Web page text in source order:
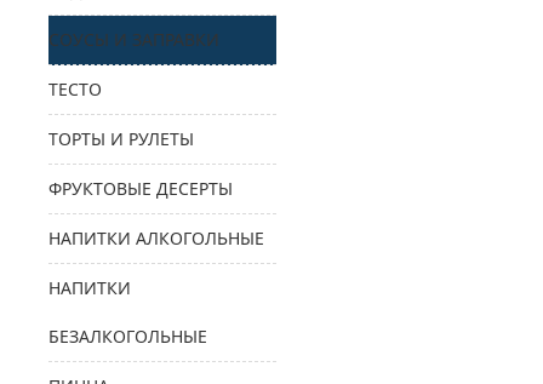
СОУСЫ И ЗАПРАВКИ
ТЕСТО
ТОРТЫ И РУЛЕТЫ
ФРУКТОВЫЕ ДЕСЕРТЫ
НАПИТКИ АЛКОГОЛЬНЫЕ
НАПИТКИ
БЕЗАЛКОГОЛЬНЫЕ